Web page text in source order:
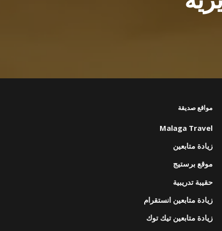
مواقع صديقة
Malaga Travel
زيادة متابعين
موقع برستيج
حقيبة تدريبية
زيادة متابعين انستقرام
زيادة متابعين تيك توك